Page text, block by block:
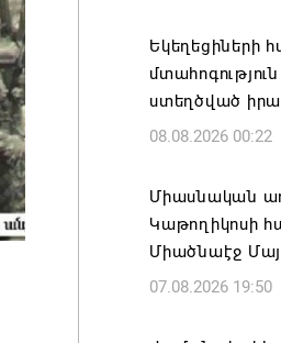
Եկեղեցիների
ստեղծված
08.08.2026 00:22
Միասնական
Կաթողիկոսի
Միածնաէջ
07.08.2026 19:50